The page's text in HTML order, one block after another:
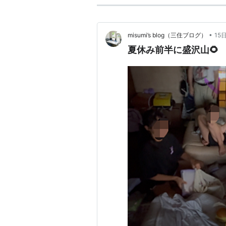
misumi’s blog（三住ブログ） • 15
夏休み前半に盛沢山🌻